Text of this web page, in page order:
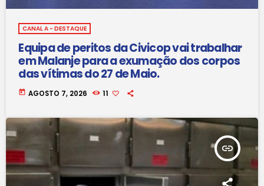
CANAL A - DESTAQUE
Equipa de peritos da Civicop vai trabalhar
em Malanje para a exumação dos corpos
das vítimas do 27 de Maio.
today AGOSTO 7, 2026 11
insert_link